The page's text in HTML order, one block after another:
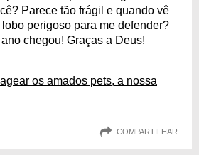
Parece tão frágil e quando vê
perigoso para me defender?
chegou! Graças a Deus!
os amados pets, a nossa
COMPARTILHAR